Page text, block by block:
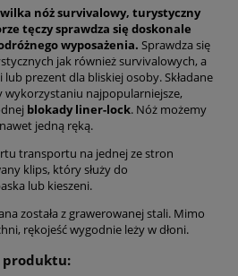
nóż survivalowy, turystyczny
tęczy sprawdza się doskonale
wyposażenia. Sprawdza się
jak również survivalowych, a
prezent dla bliskiej osoby. Składane
najpopularniejsze,
blokady liner-lock. Nóż możemy
jedną ręką.
transportu na jednej ze stron
klips, który służy do
lub kieszeni.
została z grawerowanej stali. Mimo
rękojeść wygodnie leży w dłoni.
produktu: